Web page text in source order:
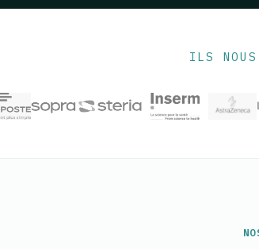
ILS NOUS